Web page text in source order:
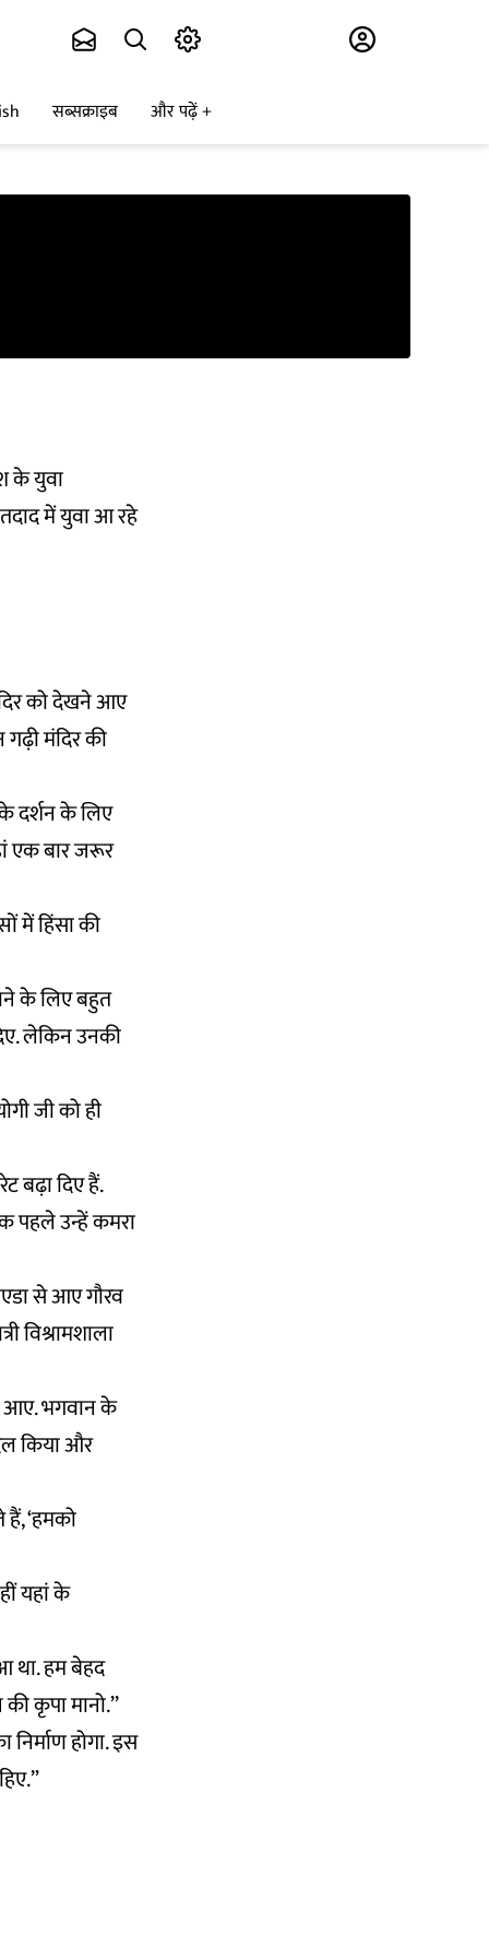
सब्सक्राइब और पढ़ें
के युवा
तदाद में युवा आ रहे
को देखने आए
मंदिर की
दर्शन के लिए
एक बार जरूर
में हिंसा की
के लिए बहुत
लेकिन उनकी
जी को ही
बढ़ा दिए हैं.
पहले उन्हें कमरा
से आए गौरव
विश्रामशाला
आए. भगवान के
किया और
‘हमको
यहां के
था. हम बेहद
कृपा मानो.’’
होगा. इस